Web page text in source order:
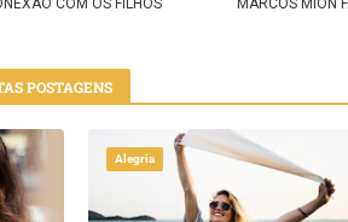
MARCOS MION
COM OS FILHOS
POSTAGENS
Alegria